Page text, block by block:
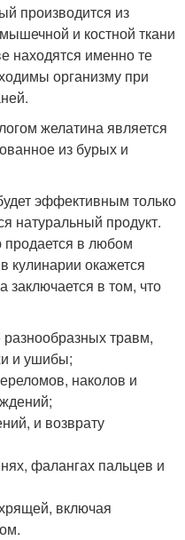
производится из
и костной ткани
находятся именно те
организму при
желатина является
из бурых и
эффективным только
натуральный продукт.
продается в любом
кулинарии окажется
в том, что
травм,
и ушибы;
наколов и
и возврату
фалангах пальцев и
включая